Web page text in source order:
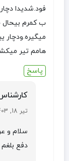
فود.شدیدا
ب کمرم بیحال
میگیره.ودچار
هامم تیر
پاسخ
تیر 18, 1403 در 4:11 ب.ظ
سلام و
دفع بلغم